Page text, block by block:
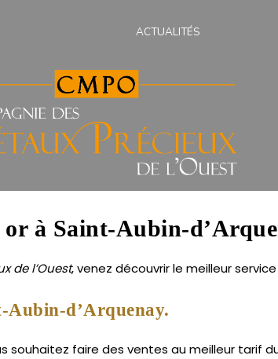
ACTUALITÉS
à Saint-Aubin-
de l’Ouest, venez découvrir le meilleur service
Aubin-d’Arquenay.
souhaitez faire des ventes au meilleur tarif